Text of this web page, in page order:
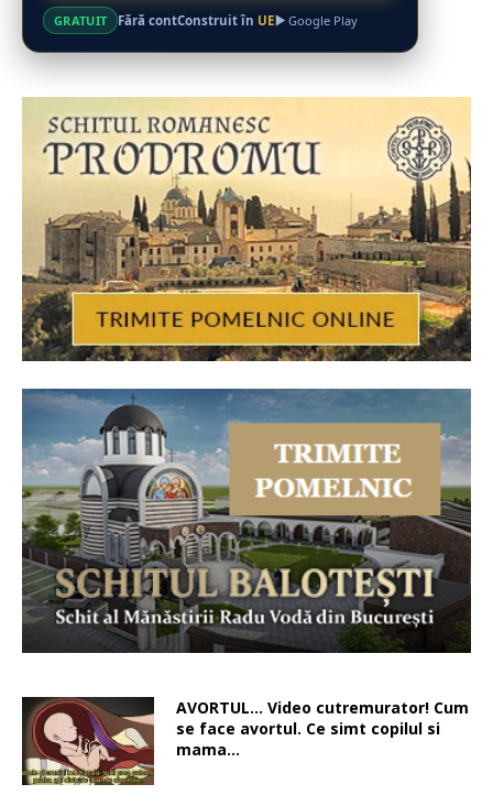
GRATUIT Fără contConstruit în UE Google Play
AVORTUL… Video cutremurator! Cum
se face avortul. Ce simt copilul si
mama…